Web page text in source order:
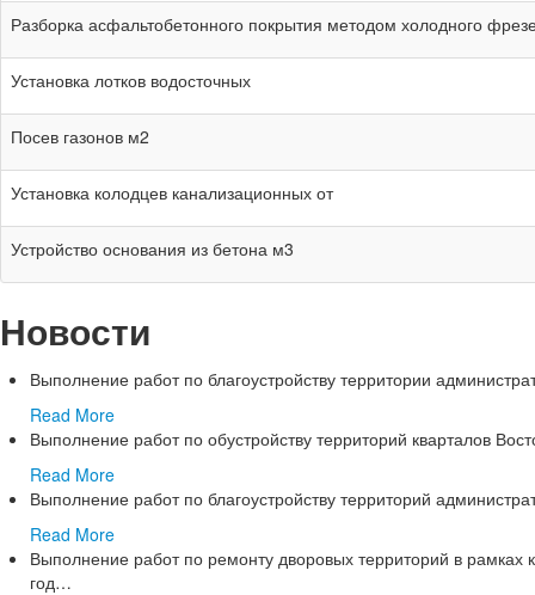
Разборка асфальтобетонного покрытия методом холодного
Установка лотков водосточных
Посев газонов м2
Установка колодцев канализационных от
Устройство основания из бетона м3
Новости
Выполнение работ по благоустройству территории
Read More
Выполнение работ по обустройству территорий кварталов
Read More
Выполнение работ по благоустройству территорий
Read More
Выполнение работ по ремонту дворовых территорий в рамках
год…